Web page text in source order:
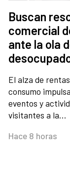
Buscan
comercial
ante la ola
El alza de
consumo
eventos y
visitantes a la…
Hace 8 horas